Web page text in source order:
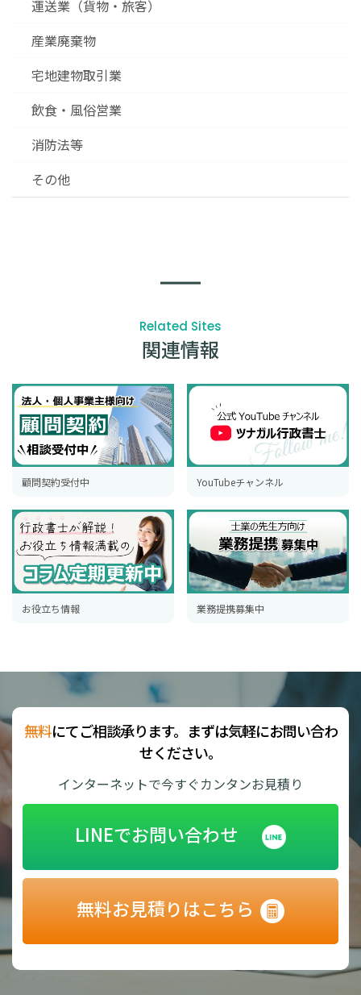
運送業（貨物・旅客）
産業廃棄物
宅地建物取引業
飲食・風俗営業
消防法等
その他
Related Sites
関連情報
顧問契約受付中 YouTubeチャンネル
お役立ち情報 業務提携募集中
無料にてご相談承ります。まずは気軽にお問い合わ
せください。
インターネットで今すぐカンタンお見積り
LINEでお問い合わせ
無料お見積りはこちら